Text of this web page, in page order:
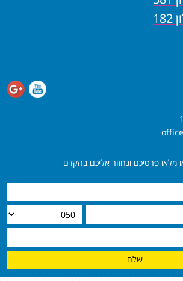
מלאו פרטיכם ונחזור אליכם בהקדם
שלח